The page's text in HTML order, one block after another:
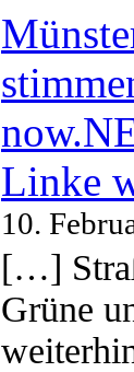
Linke
10.
[…]
Grüne